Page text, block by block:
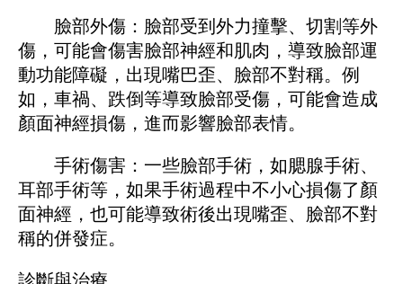
臉部外傷：臉部受到外力撞擊、切割等外
傷，可能會傷害臉部神經和肌肉，導致臉部運
動功能障礙，出現嘴巴歪、臉部不對稱。例
如，車禍、跌倒等導致臉部受傷，可能會造成
顏面神經損傷，進而影響臉部表情。
手術傷害：一些臉部手術，如腮腺手術、
耳部手術等，如果手術過程中不小心損傷了顏
面神經，也可能導致術後出現嘴歪、臉部不對
稱的併發症。
診斷與治療